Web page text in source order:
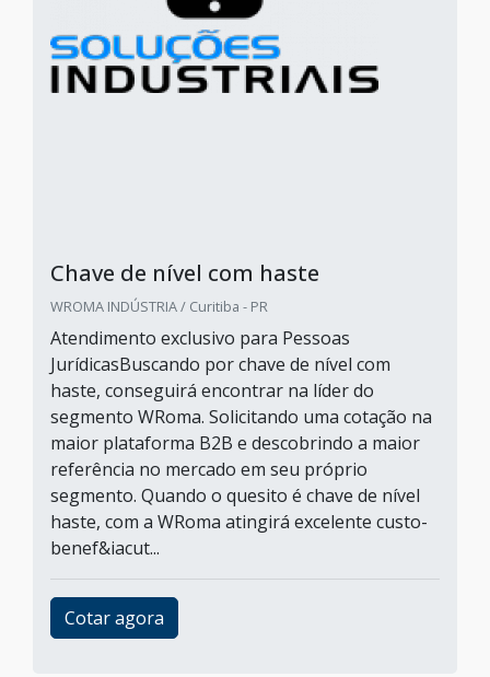
Chave de nível com haste
WROMA INDÚSTRIA / Curitiba - PR
Atendimento exclusivo para Pessoas
JurídicasBuscando por chave de nível com
haste, conseguirá encontrar na líder do
segmento WRoma. Solicitando uma cotação na
maior plataforma B2B e descobrindo a maior
referência no mercado em seu próprio
segmento. Quando o quesito é chave de nível
haste, com a WRoma atingirá excelente custo-
benef&iacut...
Cotar agora